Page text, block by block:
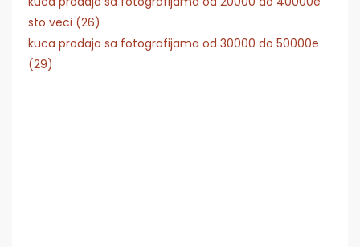
sto veci (26)
kuca prodaja sa fotografijama od 30000 do 50000e
(29)